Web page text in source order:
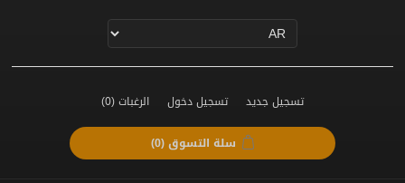
تسجيل جديد تسجيل دخول الرغبات(0)
سلة التسوق(0)